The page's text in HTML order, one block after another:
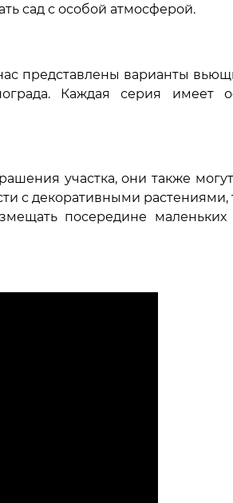
сад с особой атмосферой.
представлены варианты
Каждая серия имеет
участка, они также
с декоративными
посередине маленьких